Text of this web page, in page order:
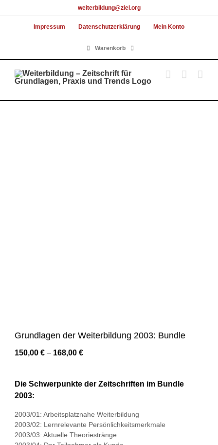
to
weiterbildung@ziel.org
Impressum Datenschutzerklärung Mein Konto
Warenkorb
Grundlagen der Weiterbildung 2003: Bundle
150,00 € – 168,00 €
Die Schwerpunkte der Zeitschriften im Bundle
2003:
2003/01: Arbeitsplatznahe Weiterbildung
2003/02: Lernrelevante Persönlichkeitsmerkmale
2003/03: Aktuelle Theoriestränge